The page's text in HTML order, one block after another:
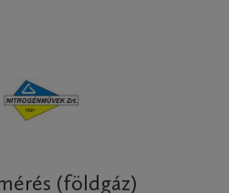
(földgáz)